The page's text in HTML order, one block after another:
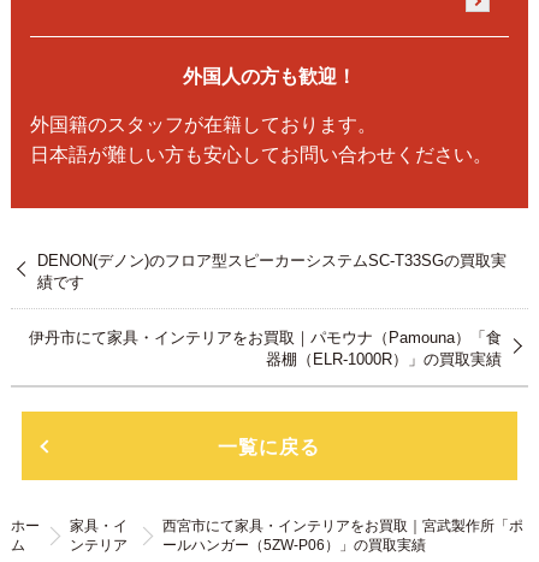
外国人の方も歓迎！
外国籍のスタッフが在籍しております。
日本語が難しい方も安心してお問い合わせください。
DENON(デノン)のフロア型スピーカーシステムSC-T33SGの買取実
績です
伊丹市にて家具・インテリアをお買取｜パモウナ（Pamouna）「食
器棚（ELR-1000R）」の買取実績
一覧に戻る
ホー
ム
家具・イ
ンテリア
西宮市にて家具・インテリアをお買取｜宮武製作所「ポ
ールハンガー（5ZW-P06）」の買取実績